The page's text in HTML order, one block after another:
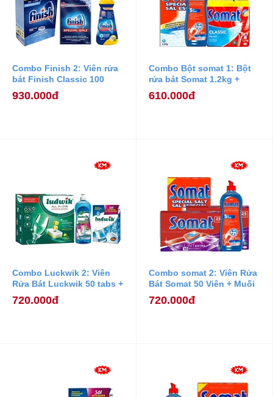
Combo Finish 2: Viên rửa
bát Finish Classic 100
viên + Muối Finish 1.2kg +
Nước làm bóng Finish
930.000đ
Combo Bột somat 1: Bột
rửa bát Somat 1.2kg +
Nước Làm Bóng Somat
750ml + Muối Rửa Bát
610.000đ
Combo Luckwik 2: Viên
Rửa Bát Luckwik 50 tabs +
Nước làm bóng Ludwik
750ml + Muối Rửa Bát
720.000đ
Combo somat 2: Viên Rửa
Bát Somat 50 Viên + Muối
Rửa Bát Somat 1,2 kg +
Nước Làm Bóng Somat
720.000đ